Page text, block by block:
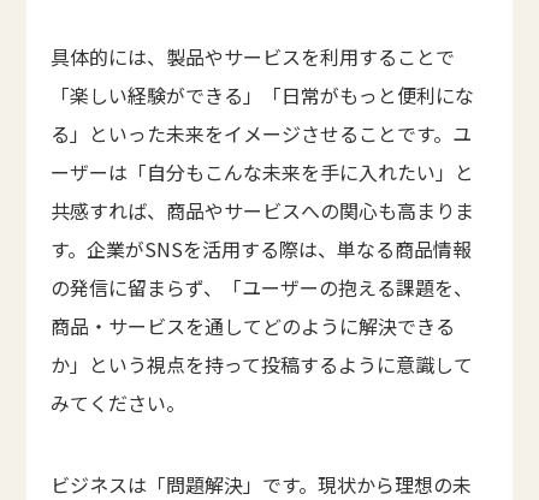
具体的には、製品やサービスを利用することで
「楽しい経験ができる」「日常がもっと便利にな
る」といった未来をイメージさせることです。ユ
ーザーは「自分もこんな未来を手に入れたい」と
共感すれば、商品やサービスへの関心も高まりま
す。企業がSNSを活用する際は、単なる商品情報
の発信に留まらず、「ユーザーの抱える課題を、
商品・サービスを通してどのように解決できる
か」という視点を持って投稿するように意識して
みてください。
ビジネスは「問題解決」です。現状から理想の未